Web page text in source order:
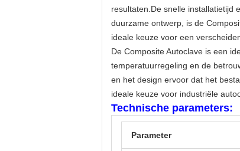
resultaten.De snelle installatietijd
duurzame ontwerp, is de
ideale keuze voor een
De Composite Autoclave is een
temperatuurregeling en de
en het design ervoor dat het
ideale keuze voor industriële
Technische parameters:
Parameter